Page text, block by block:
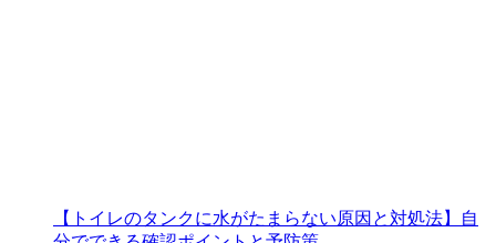
【トイレのタンクに水がたまらない原因と対処法】自